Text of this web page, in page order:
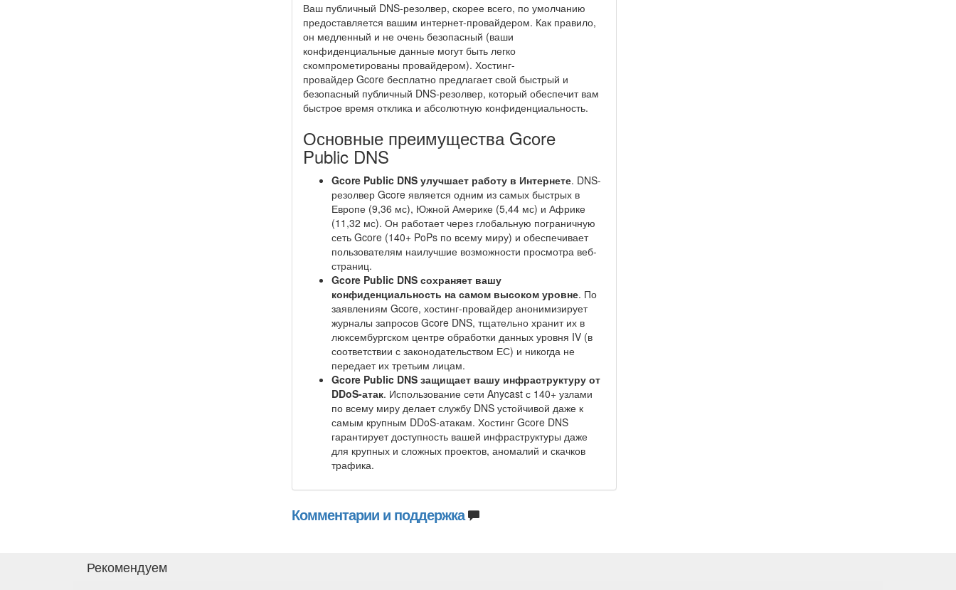
Ваш публичный DNS-резолвер, скорее всего, по умолчанию
предоставляется вашим интернет-провайдером. Как правило,
он медленный и не очень безопасный (ваши
конфиденциальные данные могут быть легко
скомпрометированы провайдером). Хостинг-
провайдер Gcore бесплатно предлагает свой быстрый и
безопасный публичный DNS-резолвер, который обеспечит вам
быстрое время отклика и абсолютную конфиденциальность.
Основные преимущества Gcore
Public DNS
Gcore Public DNS улучшает работу в Интернете. DNS-
резолвер Gcore является одним из самых быстрых в
Европе (9,36 мс), Южной Америке (5,44 мс) и Африке
(11,32 мс). Он работает через глобальную пограничную
сеть Gcore (140+ PoPs по всему миру) и обеспечивает
пользователям наилучшие возможности просмотра веб-
страниц.
Gcore Public DNS сохраняет вашу
конфиденциальность на самом высоком уровне. По
заявлениям Gcore, хостинг-провайдер анонимизирует
журналы запросов Gcore DNS, тщательно хранит их в
люксембургском центре обработки данных уровня IV (в
соответствии с законодательством ЕС) и никогда не
передает их третьим лицам.
Gcore Public DNS защищает вашу инфраструктуру от
DDoS-атак. Использование сети Anycast с 140+ узлами
по всему миру делает службу DNS устойчивой даже к
самым крупным DDoS-атакам. Хостинг Gcore DNS
гарантирует доступность вашей инфраструктуры даже
для крупных и сложных проектов, аномалий и скачков
трафика.
Комментарии и поддержка
Рекомендуем